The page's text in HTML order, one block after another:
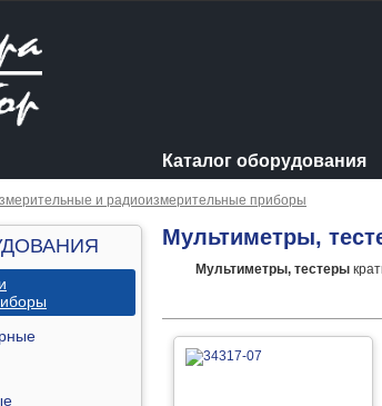
Каталог оборудования
и радиоизмерительные приборы
Мультиметры,
Мультиметры, тестеры